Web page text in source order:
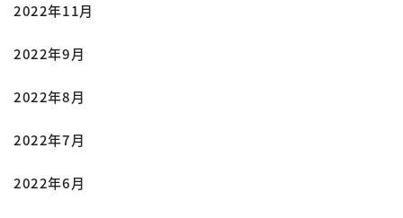
2022年11月
2022年9月
2022年8月
2022年7月
2022年6月